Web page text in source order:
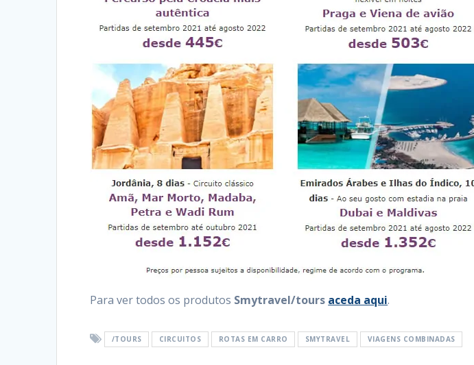
Para ver todos os produtos Smytravel/tours aceda aqui.
/TOURS CIRCUITOS ROTAS EM CARRO SMYTRAVEL VIAGENS COMBINADAS